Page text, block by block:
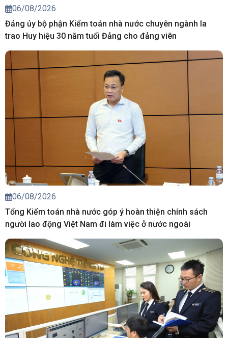
06/08/2026
Đảng ủy bộ phận Kiểm toán nhà nước chuyên ngành Ia
trao Huy hiệu 30 năm tuổi Đảng cho đảng viên
06/08/2026
Tổng Kiểm toán nhà nước góp ý hoàn thiện chính sách
người lao động Việt Nam đi làm việc ở nước ngoài